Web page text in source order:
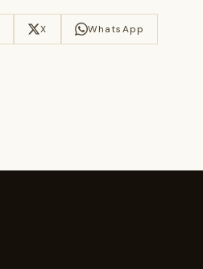
X WhatsApp